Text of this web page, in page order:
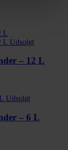
Udsolgt
– 12 L
Udsolgt
– 6 L